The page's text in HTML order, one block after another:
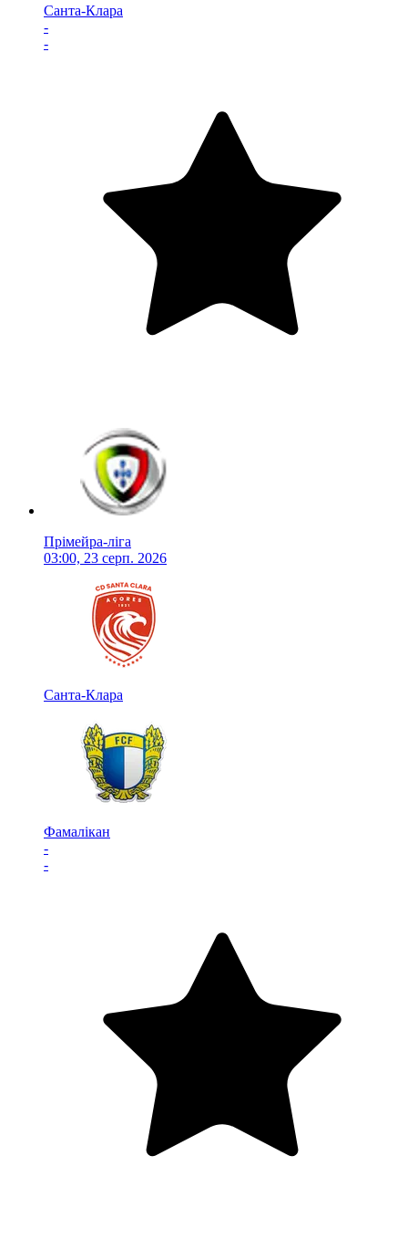
Санта-Клара
-
-
Прімейра-ліга
03:00, 23 серп. 2026
Санта-Клара
Фамалікан
-
-